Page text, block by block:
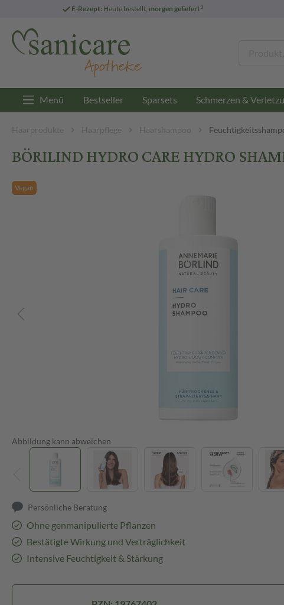
E-Rezept: Heute bestellt, morgen geliefert3
Menü Bestseller Sparsets Schmerzen &
Haarprodukte Haarpflege Haarshampoo
BÖRILIND HYDRO CARE HYDRO
Vegan
Abbildung kann abweichen
Persönliche Beratung
Ohne genmanipulierte Pflanzen
Bestätigte Wirkung und Verträglichkeit
Intensive Feuchtigkeit & Stärkung